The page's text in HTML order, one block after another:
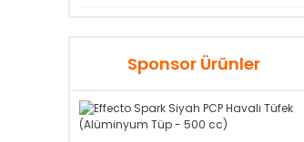
Sponsor Ürünler